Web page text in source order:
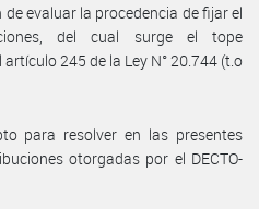
evaluar la procedencia de fijar el
del cual surge el tope
245 de la Ley N° 20.744 (t.o
para resolver en las presentes
otorgadas por el DECTO-